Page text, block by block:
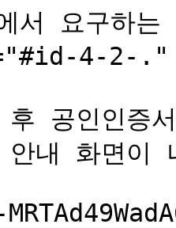
요구하는
4-2-
공인인증
안내 화면이